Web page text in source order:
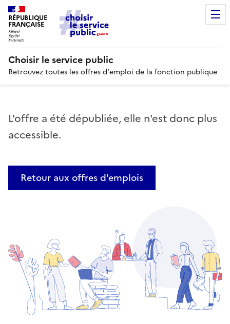
RÉPUBLIQUE
FRANÇAISE
Choisir le service public
Retrouvez toutes les offres d'emploi de la fonction publique
L'offre a été dépubliée, elle n'est donc plus
accessible.
Retour aux offres d'emplois